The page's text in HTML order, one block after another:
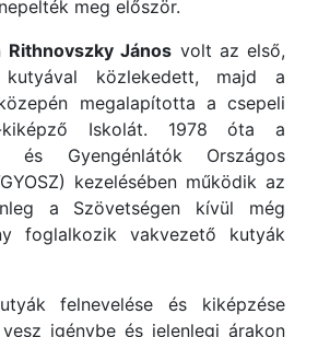
meg először.
Rithnovszky János volt az első,
közlekedett, majd a
megalapította a csepeli
kiképző Iskolát. 1978 óta a
és Gyengénlátók Országos
kezelésében működik az
a Szövetségen kívül még
foglalkozik vakvezető kutyák
felnevelése és kiképzése
igénybe és jelenlegi árakon